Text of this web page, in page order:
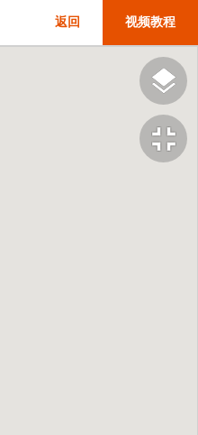
视频教程
返回
fullscreen_exit